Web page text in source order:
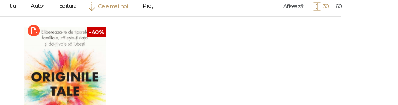
Titlu Autor Editura Cele mai noi Preț Afișează: 30 60
-40%